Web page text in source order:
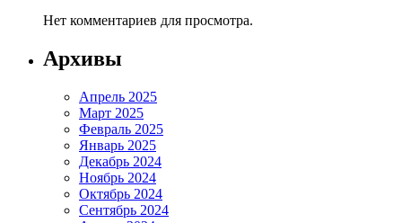
Нет комментариев для просмотра.
Архивы
Апрель 2025
Март 2025
Февраль 2025
Январь 2025
Декабрь 2024
Ноябрь 2024
Октябрь 2024
Сентябрь 2024